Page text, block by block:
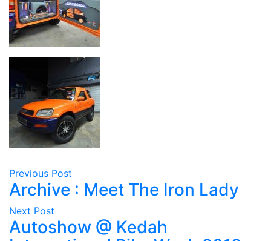
Previous Post
Archive : Meet The Iron Lady
Next Post
Autoshow @ Kedah